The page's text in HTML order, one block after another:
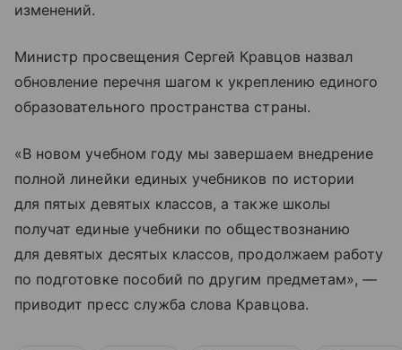
изменений.
Министр просвещения Сергей Кравцов назвал
обновление перечня шагом к укреплению единого
образовательного пространства страны.
«В новом учебном году мы завершаем внедрение
полной линейки единых учебников по истории
для пятых девятых классов, а также школы
получат единые учебники по обществознанию
для девятых десятых классов, продолжаем работу
по подготовке пособий по другим предметам», —
приводит пресс служба слова Кравцова.